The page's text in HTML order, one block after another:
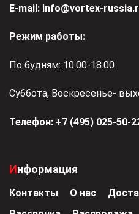
Е-mail: info@vortex-
Режим работы:
По будням: 10.00-18.00
Суббота, Воскресенье-
Телефон: +7 (495) 025-50-
Информация
Контакты О нас